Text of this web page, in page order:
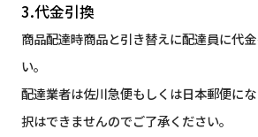
3.代金引換
商品配達時商品と引き替えに配達員に代
い。
配達業者は佐川急便もしくは日本郵便に
択はできませんのでご了承ください。